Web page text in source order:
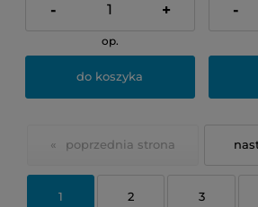
- +
op.
do koszyka
-
«
1 2 3